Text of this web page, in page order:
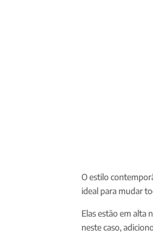
O estilo
ideal para mudar
Elas estão em alta
neste caso,